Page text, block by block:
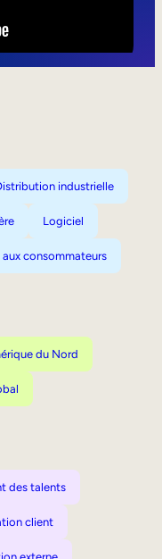
industrielle
Logiciel
consommateurs
du Nord
des talents
client